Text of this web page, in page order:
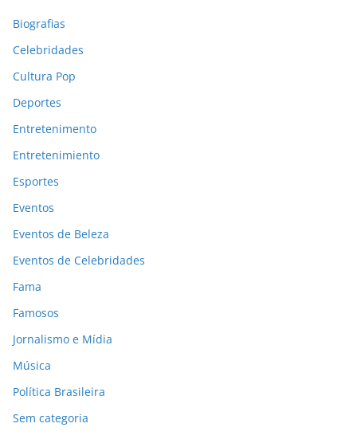
Biografias
Celebridades
Cultura Pop
Deportes
Entretenimento
Entretenimiento
Esportes
Eventos
Eventos de Beleza
Eventos de Celebridades
Fama
Famosos
Jornalismo e Mídia
Música
Política Brasileira
Sem categoria